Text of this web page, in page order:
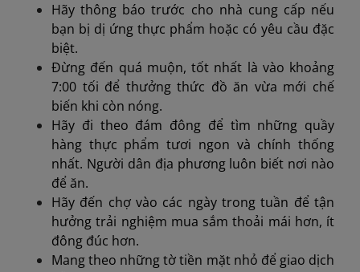
Hãy thông báo trước cho nhà cung cấp nếu
bạn bị dị ứng thực phẩm hoặc có yêu cầu đặc
biệt.
Đừng đến quá muộn, tốt nhất là vào khoảng
7:00 tối để thưởng thức đồ ăn vừa mới chế
biến khi còn nóng.
Hãy đi theo đám đông để tìm những quầy
hàng thực phẩm tươi ngon và chính thống
nhất. Người dân địa phương luôn biết nơi nào
để ăn.
Hãy đến chợ vào các ngày trong tuần để tận
hưởng trải nghiệm mua sắm thoải mái hơn, ít
đông đúc hơn.
Mang theo những tờ tiền mặt nhỏ để giao dịch